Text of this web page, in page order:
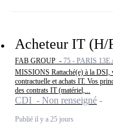
Acheteur IT (H/
FAB GROUP - 75 - PARIS
MISSIONS Rattaché(e) à la DSI,
contractuelle et achats IT. Vos
des contrats IT (matériel,...
CDI - Non renseigné
Publié il y a 25 jours